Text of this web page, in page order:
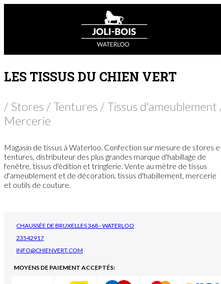
LES TISSUS DU CHIEN VERT
/ Stores / Tentures / Tissus d'ameublement
Mercerie
Magasin de tissus à Waterloo. Confection sur mesure de stores
tentures, distributeur des plus grandes marque d'habillage de
fenêtre, tissus d'édition et tringlerie. Vente au mètre de tissus
d'ameublement et de décoration, tissus d'habillement, mercerie
et outils de couture.
CHAUSSÉE DE BRUXELLES 368 - WATERLOO
23542917
INFO@CHIENVERT.COM
MOYENS DE PAIEMENT ACCEPTÉS: